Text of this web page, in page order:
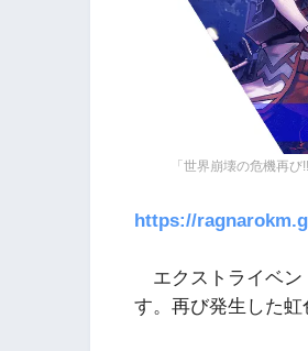
「世界崩壊の危機再
https://
エクストライベン
す。再び発生した虹